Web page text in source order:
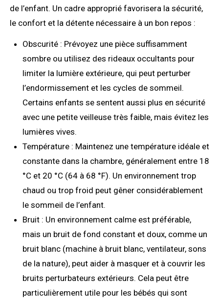
de l’enfant. Un cadre approprié favorisera la sécurité,
le confort et la détente nécessaire à un bon repos :
Obscurité : Prévoyez une pièce suffisamment
sombre ou utilisez des rideaux occultants pour
limiter la lumière extérieure, qui peut perturber
l’endormissement et les cycles de sommeil.
Certains enfants se sentent aussi plus en sécurité
avec une petite veilleuse très faible, mais évitez les
lumières vives.
Température : Maintenez une température idéale et
constante dans la chambre, généralement entre 18
°C et 20 °C (64 à 68 °F). Un environnement trop
chaud ou trop froid peut gêner considérablement
le sommeil de l’enfant.
Bruit : Un environnement calme est préférable,
mais un bruit de fond constant et doux, comme un
bruit blanc (machine à bruit blanc, ventilateur, sons
de la nature), peut aider à masquer et à couvrir les
bruits perturbateurs extérieurs. Cela peut être
particulièrement utile pour les bébés qui sont